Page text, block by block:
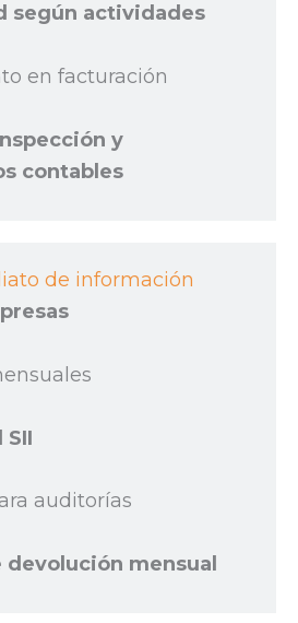
según actividades
en facturación
y
contables
de información
SII
auditorías
mensual